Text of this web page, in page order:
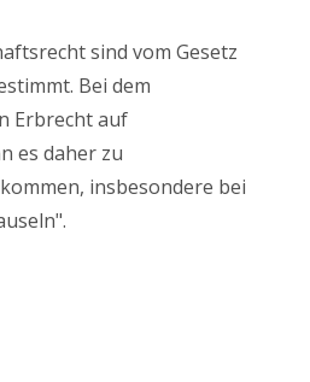
sind vom Gesetz
Bei dem
Erbrecht auf
es daher zu
insbesondere bei